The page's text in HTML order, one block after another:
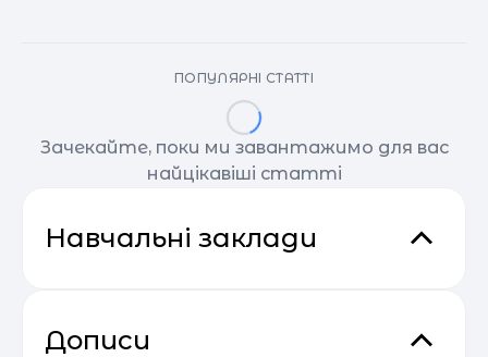
ПОПУЛЯРНІ СТАТТІ
Зачекайте, поки ми завантажимо для вас
найцікавіші статті
Навчальні заклади
Дописи